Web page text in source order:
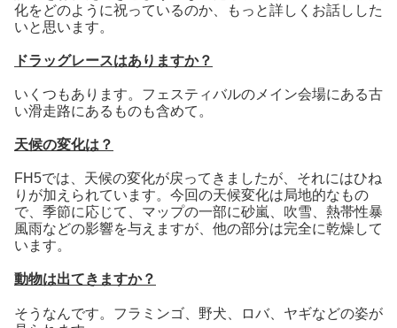
化をどのように祝っているのか、もっと詳しくお話しした
いと思います。
ドラッグレースはありますか？
いくつもあります。フェスティバルのメイン会場にある古
い滑走路にあるものも含めて。
天候の変化は？
FH5では、天候の変化が戻ってきましたが、それにはひね
りが加えられています。今回の天候変化は局地的なもの
で、季節に応じて、マップの一部に砂嵐、吹雪、熱帯性暴
風雨などの影響を与えますが、他の部分は完全に乾燥して
います。
動物は出てきますか？
そうなんです。フラミンゴ、野犬、ロバ、ヤギなどの姿が